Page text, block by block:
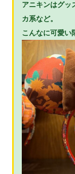
アニキンはグッ
カ系など。
こんなに可愛い